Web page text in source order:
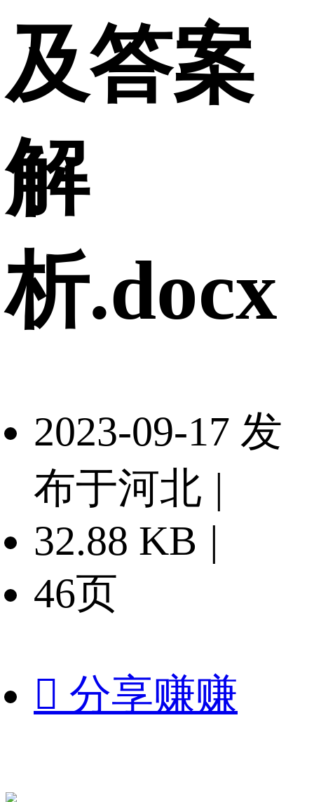
及答案
解
析.docx
2023-09-17 发
布于河北 |
32.88 KB |
46页
 分享赚赚